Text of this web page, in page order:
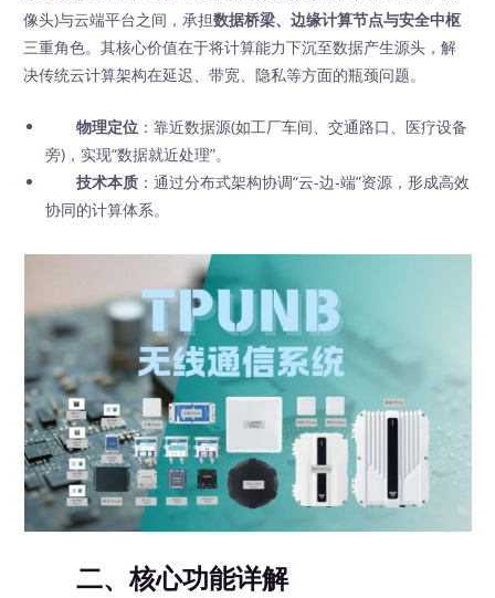
像头)与云端平台之间，承担数据桥梁、边缘计算节点与安全中枢
三重角色。其核心价值在于将计算能力下沉至数据产生源头，解
决传统云计算架构在延迟、带宽、隐私等方面的瓶颈问题。
物理定位 ：靠近数据源(如工厂车间、交通路口、医疗设备
旁)，实现“数据就近处理”。
技术本质 ：通过分布式架构协调“云-边-端”资源，形成高效
协同的计算体系。
二、核心功能详解